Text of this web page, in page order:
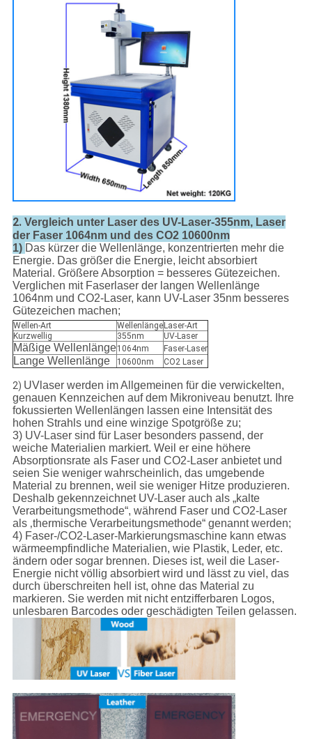
2.Vergleich unter Laser des UV-Laser-355nm, Laser
der Faser 1064nm und des CO2 10600nm
1) Das kürzer die Wellenlänge, konzentrierten mehr die
Energie. Das größer die Energie, leicht absorbiert
Material. Größere Absorption = besseres Gütezeichen.
Verglichen mit Faserlaser der langen Wellenlänge
1064nm und CO2-Laser, kann UV-Laser 35nm besseres
Gütezeichen machen;
Wellen-Art Wellenlänge Laser-Art
Kurzwellig
355nm UV-Laser
Mäßige Wellenlänge1064nm Faser-Laser
Lange Wellenlänge 10600nm CO2 Laser
2) UVlaser werden im Allgemeinen für die verwickelten,
genauen Kennzeichen auf dem Mikroniveau benutzt. Ihre
fokussierten Wellenlängen lassen eine Intensität des
hohen Strahls und eine winzige Spotgröße zu;
3) UV-Laser sind für Laser besonders passend, der
weiche Materialien markiert. Weil er eine höhere
Absorptionsrate als Faser und CO2-Laser anbietet und
seien Sie weniger wahrscheinlich, das umgebende
Material zu brennen, weil sie weniger Hitze produzieren.
Deshalb gekennzeichnet UV-Laser auch als „kalte
Verarbeitungsmethode“, während Faser und CO2-Laser
als ‚thermische Verarbeitungsmethode“ genannt werden;
4) Faser-/CO2-Laser-Markierungsmaschine kann etwas
wärmeempfindliche Materialien, wie Plastik, Leder, etc.
ändern oder sogar brennen. Dieses ist, weil die Laser-
Energie nicht völlig absorbiert wird und lässt zu viel, das
durch überschreiten hell ist, ohne das Material zu
markieren. Sie werden mit nicht entzifferbaren Logos,
unlesbaren Barcodes oder geschädigten Teilen gelassen.